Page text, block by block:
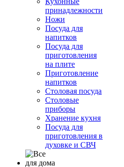
принадлежности
Ножи
Посуда для
напитков
Посуда для
приготовления
на плите
Приготовление
напитков
Столовая посуда
Столовые
приборы
Хранение кухня
Посуда для
приготовления в
духовке и СВЧ